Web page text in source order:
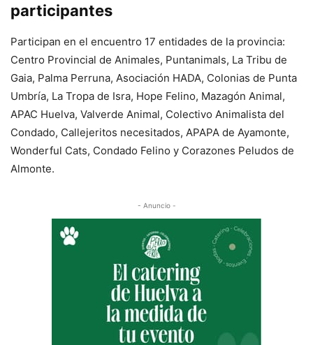
participantes
Participan en el encuentro 17 entidades de la provincia:
Centro Provincial de Animales, Puntanimals, La Tribu de
Gaia, Palma Perruna, Asociación HADA, Colonias de Punta
Umbría, La Tropa de Isra, Hope Felino, Mazagón Animal,
APAC Huelva, Valverde Animal, Colectivo Animalista del
Condado, Callejeritos necesitados, APAPA de Ayamonte,
Wonderful Cats, Condado Felino y Corazones Peludos de
Almonte.
- Anuncio -